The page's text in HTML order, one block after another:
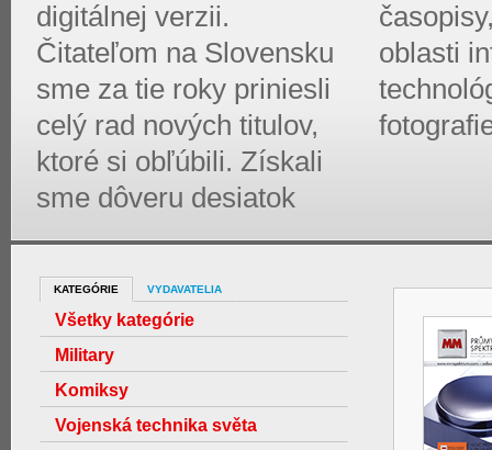
digitálnej verzii.
Čitateľom na Slovensku
sme za tie roky priniesli
celý rad nových titulov,
ktoré si obľúbili. Získali
sme dôveru desiatok
oblasti
KATEGÓRIE VYDAVATELIA
Všetky kategórie
Military
Komiksy
Vojenská technika světa